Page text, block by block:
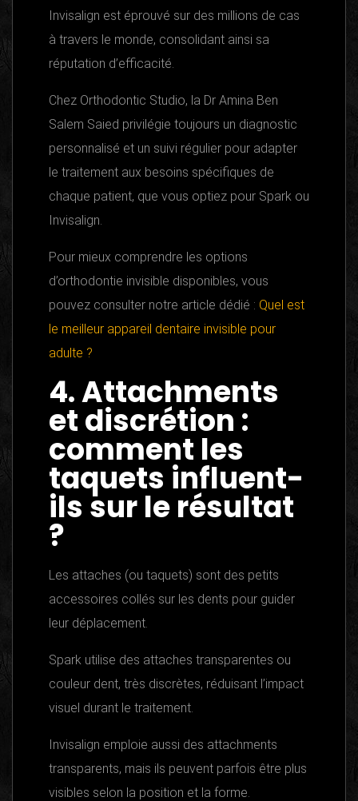
Invisalign est éprouvé sur des millions de cas
à travers le monde, consolidant ainsi sa
réputation d’efficacité.
Chez Orthodontic Studio, la Dr Amina Ben
Salem Saied privilégie toujours un diagnostic
personnalisé et un suivi régulier pour adapter
le traitement aux besoins spécifiques de
chaque patient, que vous optiez pour Spark ou
Invisalign.
Pour mieux comprendre les options
d’orthodontie invisible disponibles, vous
pouvez consulter notre article dédié : Quel est
le meilleur appareil dentaire invisible pour
adulte ?
4. Attachments
et discrétion :
comment les
taquets influent-
ils sur le résultat
?
Les attaches (ou taquets) sont des petits
accessoires collés sur les dents pour guider
leur déplacement.
Spark utilise des attaches transparentes ou
couleur dent, très discrètes, réduisant l’impact
visuel durant le traitement.
Invisalign emploie aussi des attachments
transparents, mais ils peuvent parfois être plus
visibles selon la position et la forme.